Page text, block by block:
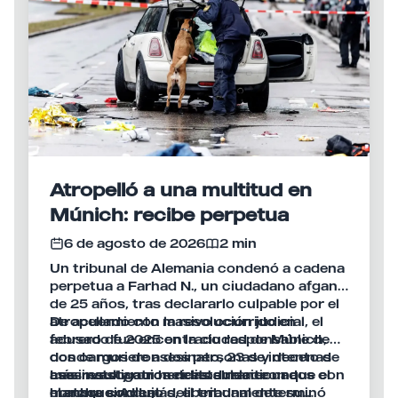
Atropelló a una multitud en
Múnich: recibe perpetua
6 de agosto de 2026
2 min
Un tribunal de Alemania condenó a cadena
perpetua a Farhad N., un ciudadano afgano
de 25 años, tras declararlo culpable por el
atropellamiento masivo ocurrido en
febrero de 2025 en la ciudad de Múnich,
donde murieron dos personas y decenas
más resultaron heridas durante una
marcha sindical.
De acuerdo con la resolución judicial, el
acusado fue encontrado responsable de
dos cargos de asesinato, 23 de intento de
asesinato y otros delitos relacionados con
el ataque. Además, el tribunal determinó
Las investigaciones establecieron que el
hombre condujo deliberadamente su